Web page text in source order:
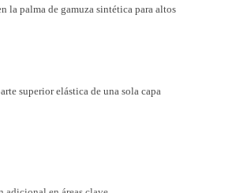
la palma de gamuza sintética para altos
superior elástica de una sola capa